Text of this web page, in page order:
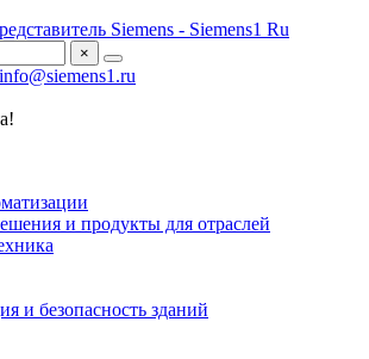
×
info@siemens1.ru
и продукты для отраслей
и безопасность зданий